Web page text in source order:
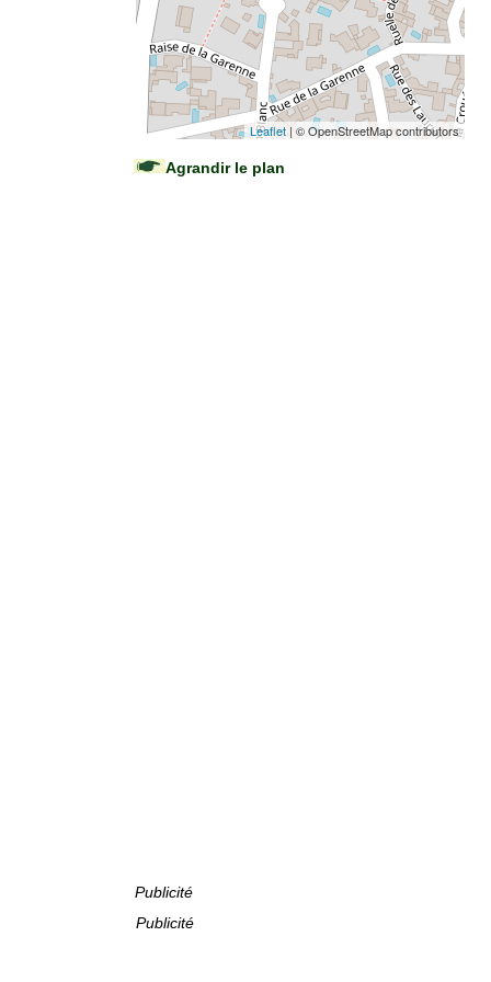
Leaflet | © OpenStreetMap contributors
Agrandir le plan
Publicité
Publicité